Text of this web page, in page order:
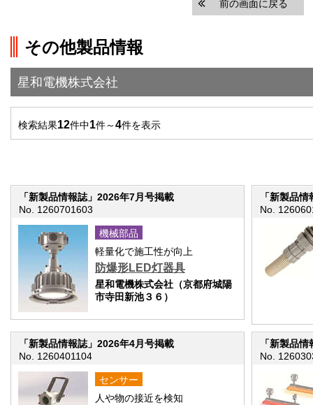
前の画面に戻る
その他製品情報
星和電機株式会社
検索結果12件中1件～4件を表示
「新製品情報誌」2026年7月号掲載
No. 1260701603
機械部品
軽量化で施工性が向上
防爆形LED灯器具
星和電機株式会社（京都府城陽
市寺田新池３６）
「新製品
No.
「新製品情報誌」2026年4月号掲載
No. 1260401104
センサー
人や物の接近を検知
「新製品
No.